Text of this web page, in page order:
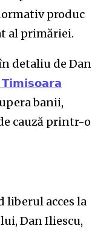
produc
al primăriei.
detaliu de Dan
banii,
cauză printr-o
acces la
Dan Iliescu,